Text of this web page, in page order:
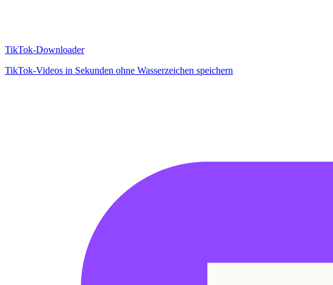
TikTok-Downloader
TikTok-Videos in Sekunden ohne Wasserzeichen speichern